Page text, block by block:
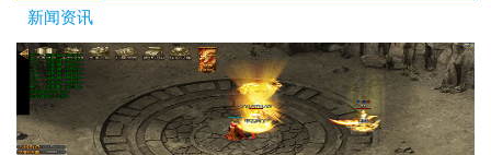
新闻资讯